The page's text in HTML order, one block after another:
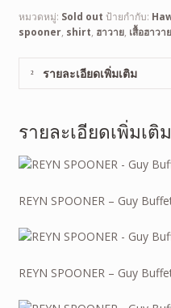
หมวดหมู่: Sold out ป้ายกำกับ:
spooner, shirt, ฮาวาย, เสื้อฮาวาย
รายละเอียดเพิ่มเติม
รายละเอียดเพิ่มเติม
REYN SPOONER – Guy
REYN SPOONER – Guy